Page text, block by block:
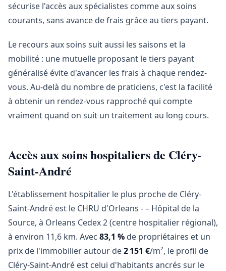
sécurise l'accès aux spécialistes comme aux soins
courants, sans avance de frais grâce au tiers payant.
Le recours aux soins suit aussi les saisons et la
mobilité : une mutuelle proposant le tiers payant
généralisé évite d'avancer les frais à chaque rendez-
vous. Au-delà du nombre de praticiens, c'est la facilité
à obtenir un rendez-vous rapproché qui compte
vraiment quand on suit un traitement au long cours.
Accès aux soins hospitaliers de Cléry-
Saint-André
L'établissement hospitalier le plus proche de Cléry-
Saint-André est le CHRU d'Orleans - – Hôpital de la
Source, à Orleans Cedex 2 (centre hospitalier régional),
à environ 11,6 km. Avec 83,1 % de propriétaires et un
prix de l'immobilier autour de2 151 €/m², le profil de
Cléry-Saint-André est celui d'habitants ancrés sur le